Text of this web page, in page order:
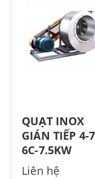
QUẠT INOX
GIÁN TIẾP 4-
6C-7.5KW
Liên hệ